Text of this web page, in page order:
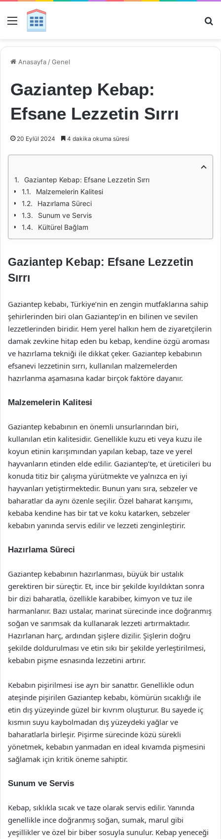
Menü
Anasayfa /Genel
Gaziantep Kebap:
Efsane Lezzetin Sırrı
20 Eylül 2024 4 dakika okuma süresi
Gaziantep Kebap: Efsane Lezzetin Sırrı
Malzemelerin Kalitesi
Hazırlama Süreci
Sunum ve Servis
Kültürel Bağlam
Gaziantep Kebap: Efsane Lezzetin
Sırrı
Gaziantep kebabı, Türkiye’nin en zengin mutfaklarına sahip
şehirlerinden biri olan Gaziantep’in en bilinen ve sevilen
lezzetlerinden biridir. Hem yerel halkın hem de ziyaretçilerin
damak zevkine hitap eden bu kebap, kendine özgü aroması
ve hazırlama tekniği ile dikkat çeker. Gaziantep kebabının
efsanevi lezzetinin sırrı, kullanılan malzemelerden
hazırlanma aşamasına kadar birçok faktöre dayanır.
Malzemelerin Kalitesi
Gaziantep kebabının en önemli unsurlarından biri,
kullanılan etin kalitesidir. Genellikle kuzu eti veya kuzu ile
koyun etinin karışımından yapılan kebap, taze ve yerel
hayvanların etinden elde edilir. Gaziantep’te, et üreticileri bu
konuda titiz bir çalışma yürütmekte ve yalnızca en iyi
hayvanları yetiştirmektedir. Bunun yanı sıra, sebzeler ve
baharatlar da aynı özenle seçilir. Özel baharat karışımı,
kebaba kendine has bir tat ve koku katarken, sebzeler
kebabın yanında servis edilir ve lezzeti zenginleştirir.
Hazırlama Süreci
Gaziantep kebabının hazırlanması, büyük bir ustalık
gerektiren bir süreçtir. Et, ince bir şekilde kıyıldıktan sonra
bir dizi baharatla, özellikle karabiber, kimyon ve tuz ile
harmanlanır. Bazı ustalar, marinat sürecinde ince doğranmış
soğan ve sarımsak da kullanarak lezzeti artırmaktadır.
Hazırlanan harç, ardından şişlere dizilir. Şişlerin doğru
şekilde doldurulması ve etin sıkı bir şekilde yerleştirilmesi,
kebabın pişme esnasında lezzetini artırır.
Kebabın pişirilmesi ise ayrı bir sanattır. Genellikle odun
ateşinde pişirilen Gaziantep kebabı, kömürün sıcaklığı ile
etin dış yüzeyinde güzel bir kıvrım oluşturur. Bu sayede iç
kısmın suyu kaybolmadan dış yüzeydeki yağlar ve
baharatlarla birleşir. Pişirme sürecinde közü sürekli
yönetmek, kebabın yanmadan en ideal kıvamda pişmesini
sağlamak için kritik öneme sahiptir.
Sunum ve Servis
Kebap, sıklıkla sıcak ve taze olarak servis edilir. Yanında
genellikle ince doğranmış soğan, sumak, marul gibi
yeşillikler ve özel bir biber sosuyla sunulur. Kebap yeneceği